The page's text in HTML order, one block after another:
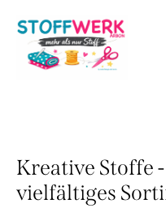
Kreative Stoffe
vielfältiges